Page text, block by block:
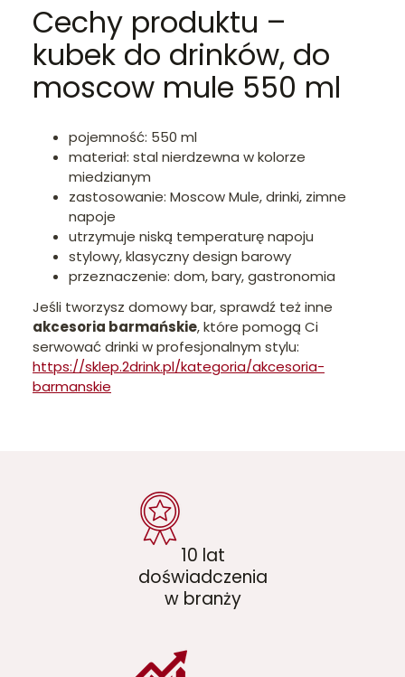
Cechy produktu –
kubek do drinków, do
moscow mule 550 ml
pojemność: 550 ml
materiał: stal nierdzewna w kolorze
miedzianym
zastosowanie: Moscow Mule, drinki, zimne
napoje
utrzymuje niską temperaturę napoju
stylowy, klasyczny design barowy
przeznaczenie: dom, bary, gastronomia
Jeśli tworzysz domowy bar, sprawdź też inne
akcesoria barmańskie, które pomogą Ci
serwować drinki w profesjonalnym stylu:
https://sklep.2drink.pl/kategoria/akcesoria-
barmanskie
10 lat
doświadczenia
w branży